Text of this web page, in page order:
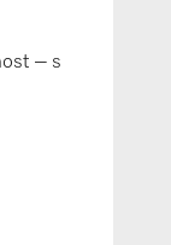
– s